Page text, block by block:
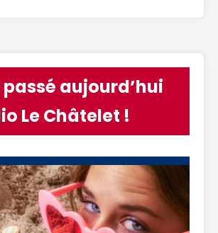
passé aujourd’hui
Le Châtelet !